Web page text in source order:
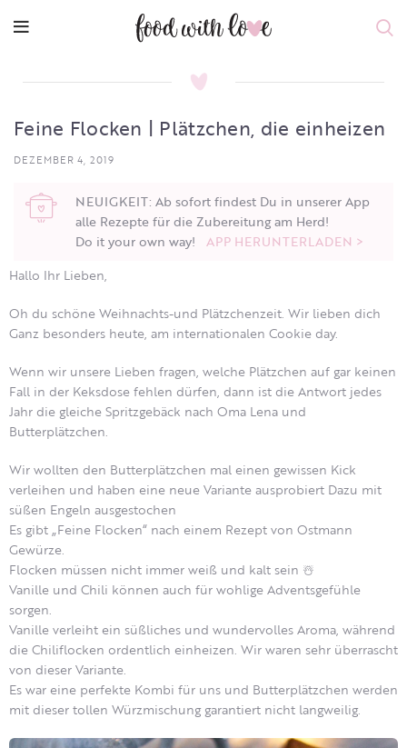
Feine Flocken | Plätzchen, die einheizen
DEZEMBER 4, 2019
NEUIGKEIT: Ab sofort findest Du in unserer App
alle Rezepte für die Zubereitung am Herd!
Do it your own way! APP HERUNTERLADEN >
Hallo Ihr Lieben,
Oh du schöne Weihnachts-und Plätzchenzeit. Wir lieben dich
Ganz besonders heute, am internationalen Cookie day.
Wenn wir unsere Lieben fragen, welche Plätzchen auf gar keinen
Fall in der Keksdose fehlen dürfen, dann ist die Antwort jedes
Jahr die gleiche Spritzgebäck nach Oma Lena und
Butterplätzchen.
Wir wollten den Butterplätzchen mal einen gewissen Kick
verleihen und haben eine neue Variante ausprobiert Dazu mit
süßen Engeln ausgestochen
Es gibt „Feine Flocken“ nach einem Rezept von Ostmann
Gewürze.
Flocken müssen nicht immer weiß und kalt sein ☃️
Vanille und Chili können auch für wohlige Adventsgefühle
sorgen.
Vanille verleiht ein süßliches und wundervolles Aroma, während
die Chiliflocken ordentlich einheizen. Wir waren sehr überrascht
von dieser Variante.
Es war eine perfekte Kombi für uns und Butterplätzchen werden
mit dieser tollen Würzmischung garantiert nicht langweilig.